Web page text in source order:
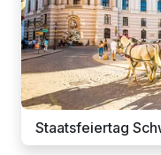
Staatsfeiertag